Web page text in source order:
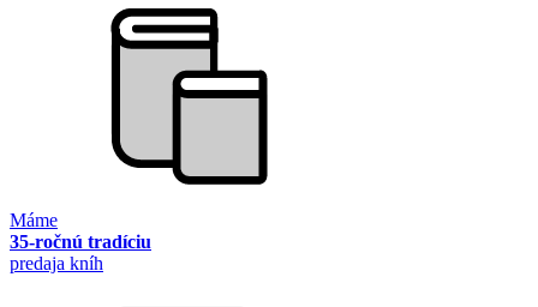
Máme
35-ročnú tradíciu
predaja kníh